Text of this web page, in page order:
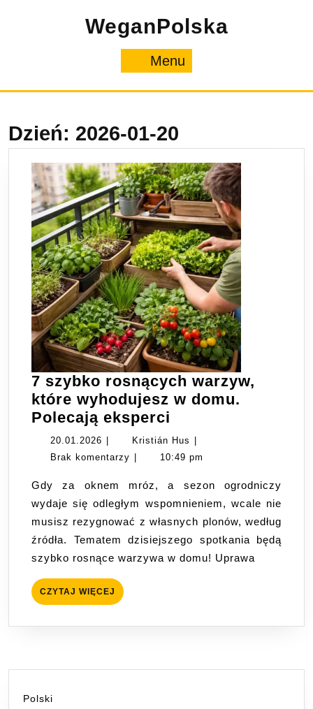
WeganPolska
Menu
Dzień: 2026-01-20
7 szybko rosnących warzyw,
które wyhodujesz w domu.
Polecają eksperci
szybko
rosnących
które
wyhodujesz
w
domu.
Polecają
20.01.2026 20.01.2026Kristián Hus Kristián
Hus
Brak komentarzy
10:49 pm
Gdy za oknem mróz, a sezon ogrodniczy
wydaje się odległym wspomnieniem, wcale nie
musisz rezygnować z własnych plonów, według
źródła. Tematem dzisiejszego spotkania będą
szybko rosnące warzywa w domu! Uprawa
CZYTAJ WIĘCEJ CZYTAJ
WIĘCEJ
Polski